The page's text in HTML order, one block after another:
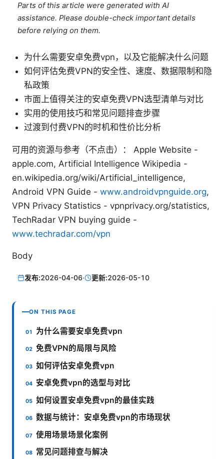
Parts of this article were generated with AI
assistance. Please double-check important details
before relying on them.
为什么需要安卓免费vpn，以及它能解决什么问题
如何评估免费VPN的安全性、速度、数据限制和隐
私政策
市面上值得关注的安卓免费VPN选型清单与对比
实用的使用技巧和常见问题排查步骤
过渡到付费VPN的时机和性价比分析
可用的资源与参考（不点击）： Apple Website -
apple.com, Artificial Intelligence Wikipedia -
en.wikipedia.org/wiki/Artificial_intelligence,
Android VPN Guide - www.androidvpnguide.org,
VPN Privacy Statistics - vpnprivacy.org/statistics,
TechRadar VPN buying guide -
www.techradar.com/vpn
Body
发布:2026-04-06· 更新:2026-05-10
ON THIS PAGE
为什么需要安卓免费vpn
免费VPN的局限与风险
如何评估安卓免费vpn
安卓免费vpn的选型与对比
如何设置安卓免费vpn的最佳实践
数据与统计：安卓免费vpn的市场现状
使用场景场景化案例
常见问题排查与解决